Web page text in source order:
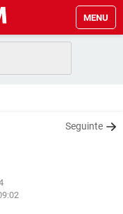
MENU
Seguinte